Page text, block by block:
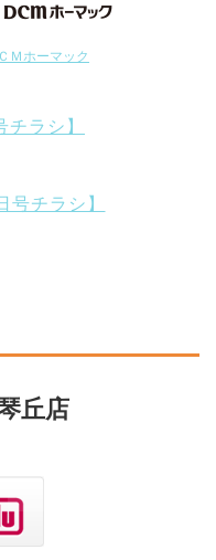
Ｍホーマック
チラシ】
号チラシ】
丘店